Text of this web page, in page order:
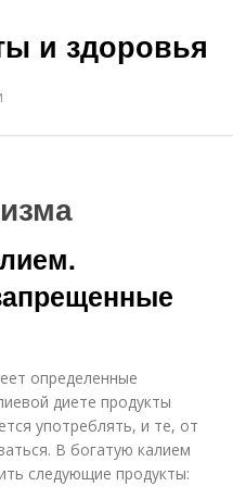
и здоровья
определенные
диете продукты
употреблять, и те, от
В богатую калием
следующие продукты: